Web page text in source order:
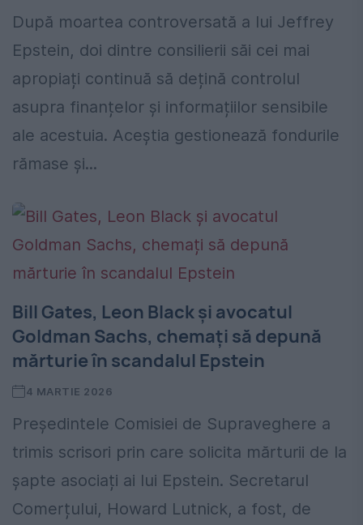
După moartea controversată a lui Jeffrey
Epstein, doi dintre consilierii săi cei mai
apropiați continuă să dețină controlul
asupra finanțelor și informațiilor sensibile
ale acestuia. Aceștia gestionează fondurile
rămase și...
Bill Gates, Leon Black și avocatul
Goldman Sachs, chemați să depună
mărturie în scandalul Epstein
4 MARTIE 2026
Președintele Comisiei de Supraveghere a
trimis scrisori prin care solicita mărturii de la
șapte asociați ai lui Epstein. Secretarul
Comerțului, Howard Lutnick, a fost, de